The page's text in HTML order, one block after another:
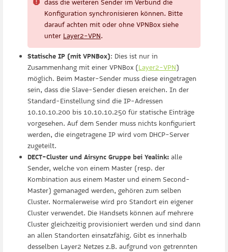
dass die weiteren Sender im Verbund die
Konfiguration synchronisieren können. Bitte
darauf achten mit oder ohne VPNBox siehe
unter Layer2-VPN.
Statische IP (mit VPNBox): Dies ist nur in
Zusammenhang mit einer VPNBox (Layer2-VPN)
möglich. Beim Master-Sender muss diese eingetragen
sein, dass die Slave-Sender diesen ereichen. In der
Standard-Einstellung sind die IP-Adressen
10.10.10.200 bis 10.10.10.250 für statische Einträge
vorgesehen. Auf dem Sender muss nichts konfiguriert
werden, die eingetragene IP wird vom DHCP-Server
zugeteilt.
DECT-Cluster und Airsync Gruppe bei Yealink: alle
Sender, welche von einem Master (resp. der
Kombination aus einem Master und einem Second-
Master) gemanaged werden, gehören zum selben
Cluster. Normalerweise wird pro Standort ein eigener
Cluster verwendet. Die Handsets können auf mehrere
Cluster gleichzeitig provisioniert werden und sind dann
an allen Standorten einsatzfähig. Gibt es innerhalb
desselben Layer2 Netzes z.B. aufgrund von getrennten